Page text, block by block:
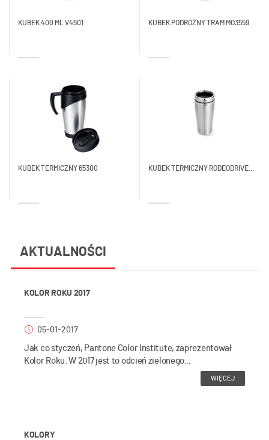
KUBEK 400 ML V4501 KUBEK PODRÓŻNY TRAM MO3559
KUBEK TERMICZNY 65300 KUBEK TERMICZNY RODEODRIVE...
AKTUALNOŚCI
KOLOR ROKU 2017
05-01-2017
Jak co styczeń, Pantone Color Institute, zaprezentował
Kolor Roku. W 2017 jest to odcień zielonego...
WIĘCEJ
KOLORY